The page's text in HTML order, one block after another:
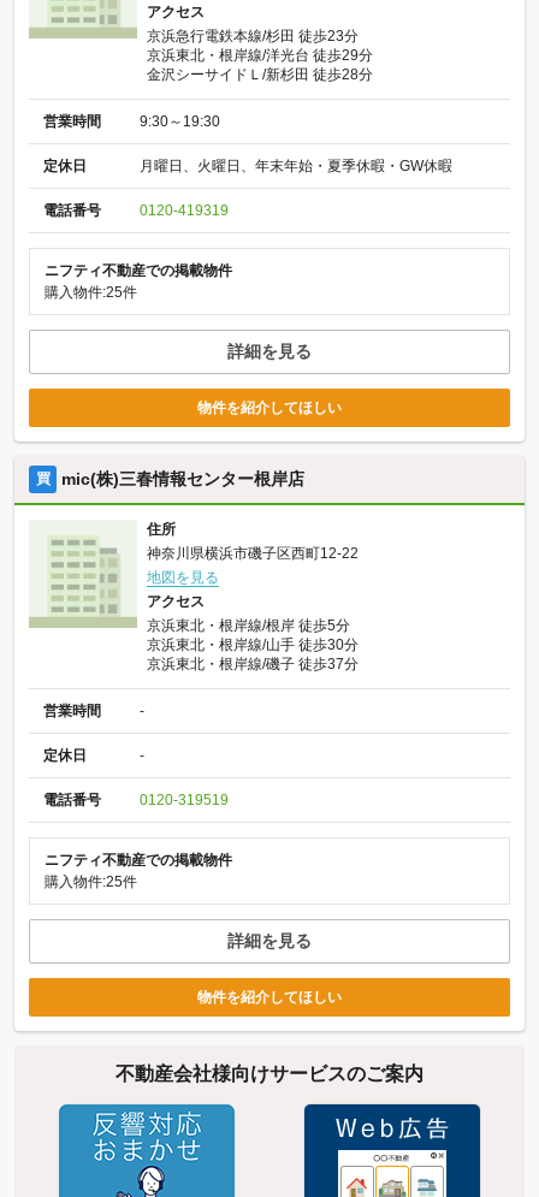
アクセス
京浜急行電鉄本線/杉田 徒歩23分
京浜東北・根岸線/洋光台 徒歩29分
金沢シーサイドＬ/新杉田 徒歩28分
営業時間 9:30～19:30
定休日 月曜日、火曜日、年末年始・夏季休暇・GW休暇
電話番号 0120-419319
ニフティ不動産での掲載物件
購入物件:25件
詳細を見る
物件を紹介してほしい
買 mic(株)三春情報センター根岸店
住所
神奈川県横浜市磯子区西町12-22
地図を見る
アクセス
京浜東北・根岸線/根岸 徒歩5分
京浜東北・根岸線/山手 徒歩30分
京浜東北・根岸線/磯子 徒歩37分
営業時間 -
定休日 -
電話番号 0120-319519
ニフティ不動産での掲載物件
購入物件:25件
詳細を見る
物件を紹介してほしい
不動産会社様向けサービスのご案内